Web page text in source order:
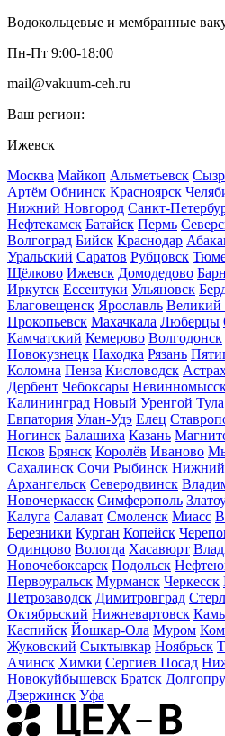
Водокольцевые и мембранные
Пн-Пт 9:00-18:00
mail@vakuum-ceh.ru
Ваш регион:
Ижевск
Москва Майкоп Альметьевск
Артём Обнинск Красноярск
Нижний Новгород Санкт-
Нефтекамск Батайск Пермь
Волгоград Бийск Краснодар
Уральский Саратов Рубцовск
Щёлково Ижевск Домодедово
Иркутск Ессентуки Ульяновск
Благовещенск Ярославль Великий
Прокопьевск Махачкала Люберцы
Камчатский Кемерово Волгодонск
Новокузнецк Находка Рязань
Коломна Пенза Кисловодск
Дербент Чебоксары
Калининград Новый Уренгой Тула
Евпатория Улан-Удэ Елец
Ногинск Балашиха Казань
Псков Брянск Королёв Иваново
Сахалинск Сочи Рыбинск Нижний
Архангельск Северодвинск
Новочеркасск Симферополь
Калуга Салават Смоленск Миасс
Березники Курган Копейск
Одинцово Вологда Хасавюрт
Новочебоксарск Подольск
Первоуральск Мурманск Черкесск
Петрозаводск Димитровград
Октябрьский Нижневартовск
Каспийск Йошкар-Ола Муром
Жуковский Сыктывкар Ноябрьск
Ачинск Химки Сергиев Посад
Новокуйбышевск Братск
Дзержинск Уфа